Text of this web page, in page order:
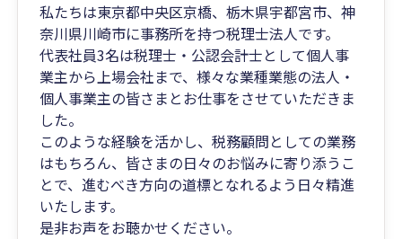
私たちは東京都中央区京橋、栃木県宇都宮市、神
奈川県川崎市に事務所を持つ税理士法人です。
代表社員3名は税理士・公認会計士として個人事
業主から上場会社まで、様々な業種業態の法人・
個人事業主の皆さまとお仕事をさせていただきま
した。
このような経験を活かし、税務顧問としての業務
はもちろん、皆さまの日々のお悩みに寄り添うこ
とで、進むべき方向の道標となれるよう日々精進
いたします。
是非お声をお聴かせください。